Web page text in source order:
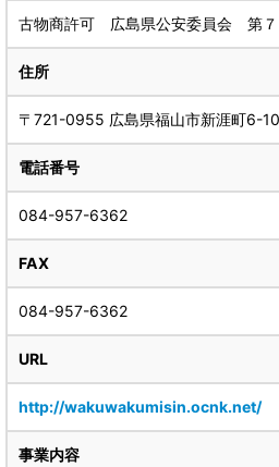
古物商許可 広島県公安委員会 第７
住所
〒721-0955 広島県福山市新涯町6-
電話番号
084-957-6362
FAX
084-957-6362
URL
http://wakuwakumisin.ocnk.net/
事業内容